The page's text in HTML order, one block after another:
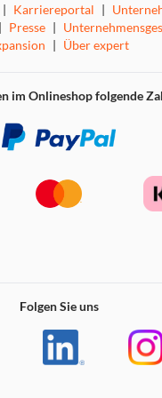
können
und verbessert das
| Karriereportal |
| Presse |
| Über expert
im Onlineshop folgende
Folgen Sie uns